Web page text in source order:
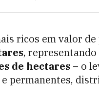
ricos em valor
, representando
de hectares – o
permanentes,